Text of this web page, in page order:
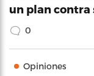
un plan contra
0
Opiniones